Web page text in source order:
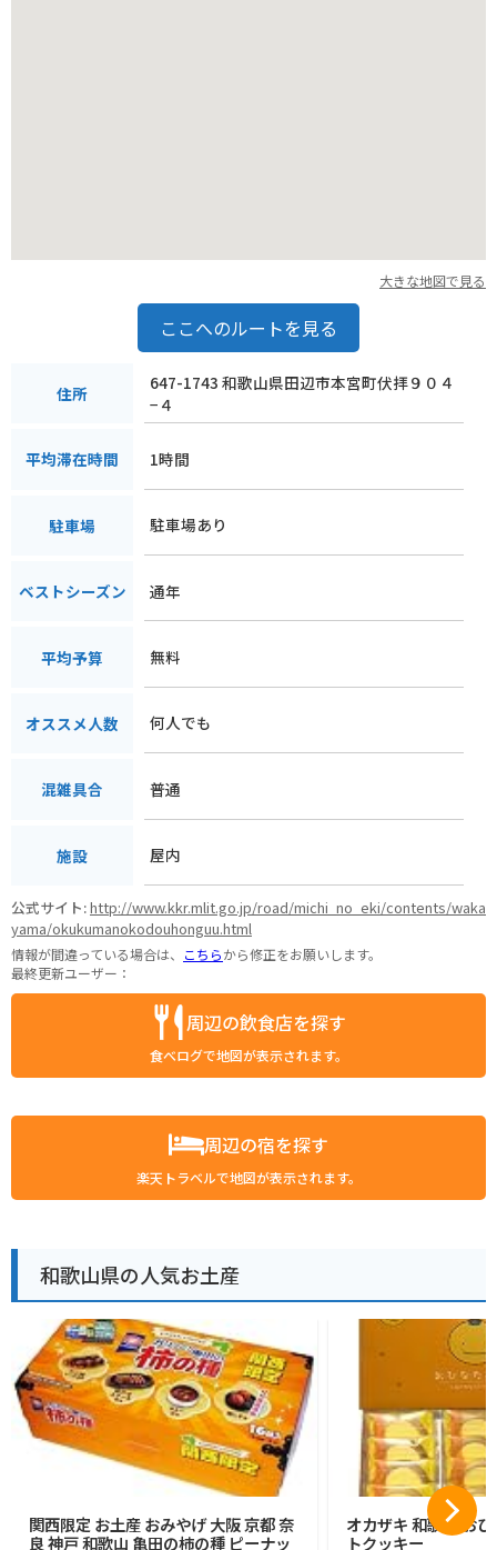
大きな地図で見る
ここへのルートを見る
住所
647-1743 和歌山県田辺市本宮町伏拝９０４
−４
平均滞在時間 1時間
駐車場 駐車場あり
ベストシーズン 通年
平均予算 無料
オススメ人数 何人でも
混雑具合 普通
施設 屋内
公式サイト:http://www.kkr.mlit.go.jp/road/michi_no_eki/contents/waka
yama/okukumanokodouhonguu.html
情報が間違っている場合は、 こちらから修正をお願いします。
最終更新ユーザー：
周辺の飲食店を探す
食べログで地図が表示されます。
周辺の宿を探す
楽天トラベルで地図が表示されます。
和歌山県の人気お土産
関西限定 お土産 おみやげ 大阪 京都 奈
良 神戸 和歌山 亀田の柿の種 ピーナッ
オカザキ 和歌山 お
トクッキー